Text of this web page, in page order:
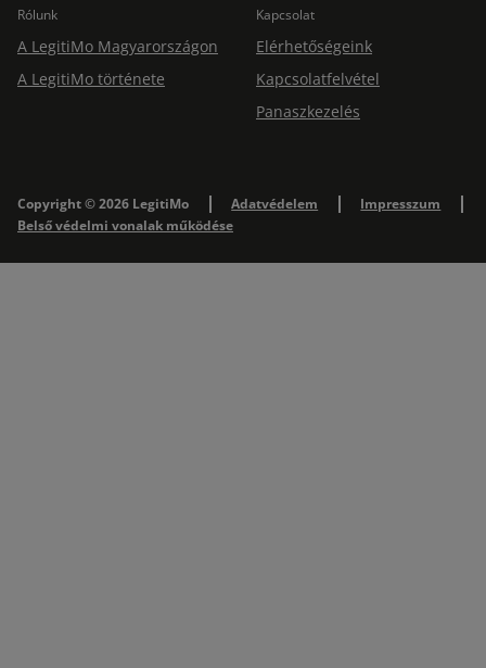
Rólunk
A LegitiMo Magyarországon
A LegitiMo története
Kapcsolat
Elérhetőségeink
Kapcsolatfelvétel
Panaszkezelés
Copyright © 2026 LegitiMo Adatvédelem
Impresszum
Belső védelmi vonalak működése